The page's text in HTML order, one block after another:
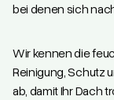
bei denen sich
Wir kennen die
Reinigung, Schutz
ab, damit Ihr Dach